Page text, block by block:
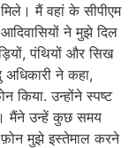
मैं वहां के सीपीएम
ने मुझे दिल
पंथियों और सिख
अधिकारी ने कहा,
किया. उन्होंने स्पष्ट
मैंने उन्हें कुछ समय
मुझे इस्तेमाल करने